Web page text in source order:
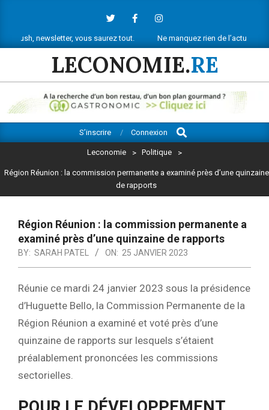
contentvous saurez tout. Ne manquez rien de l’actu économique
LECONOMIE.RE
Navigation
S’inscrire Connexion
Search
Leconomie > Politique >
Région Réunion : la commission permanente a examiné près d’une quinzaine
de rapports
Région Réunion : la commission permanente a
examiné près d’une quinzaine de rapports
BY: SARAH PATEL ON: 25 JANVIER 2023
Réunie ce mardi 24 janvier 2023 sous la présidence
d’Huguette Bello, la Commission Permanente de la
Région Réunion a examiné et voté près d’une
quinzaine de rapports sur lesquels s’étaient
préalablement prononcées les commissions
sectorielles.